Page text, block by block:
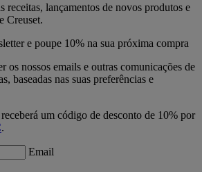
receitas, lançamentos de novos produtos e
Creuset.
e poupe 10% na sua próxima compra
os nossos emails e outras comunicações de
baseadas nas suas preferências e
um código de desconto de 10% por
.
Email